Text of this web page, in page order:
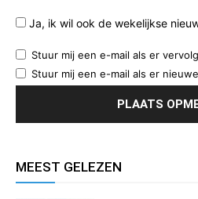
Ja, ik wil ook de wekelijkse
Stuur mij een e-mail als er
Stuur mij een e-mail als er
MEEST GELEZEN